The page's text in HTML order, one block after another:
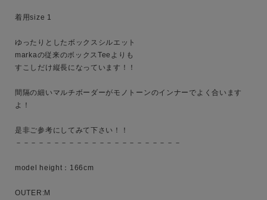
サイズ
ブランド
着用size 1
ゆったりとしたボックスシルエット
markaの従来のボックスTeeよりも
すこしだけ縦長になっています！！
間隔の細いマルチボーダーがモノトーンのインナーでよく合います
よ！
是非ご参考にしてみて下さい！！
－－－－－－－－－－－－－－－－－－－－－－
model height：166cm
OUTER:M